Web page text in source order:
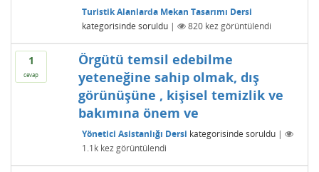
Turistik Alanlarda Mekan Tasarımı Dersi
kategorisinde soruldu | 820kez görüntülendi
1
cevap
Örgütü temsil edebilme
yeteneğine sahip olmak, dış
görünüşüne , kişisel temizlik ve
bakımına önem ve
Yönetici Asistanlığı Dersi kategorisinde soruldu |
1.1kkez görüntülendi